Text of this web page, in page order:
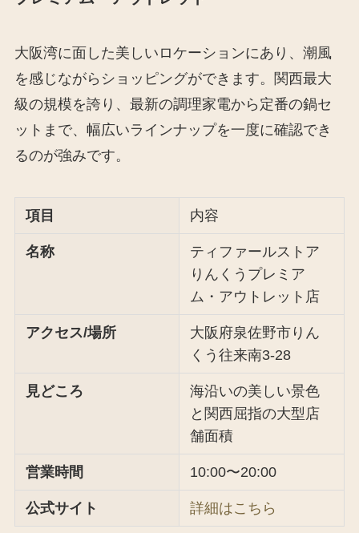
大阪湾に面した美しいロケーションにあり、潮風
を感じながらショッピングができます。関西最大
級の規模を誇り、最新の調理家電から定番の鍋セ
ットまで、幅広いラインナップを一度に確認でき
るのが強みです。
項目 内容
名称
ティファールストア
りんくうプレミア
ム・アウトレット店
アクセス/場所
大阪府泉佐野市りん
くう往来南3-28
見どころ
海沿いの美しい景色
と関西屈指の大型店
舗面積
営業時間 10:00〜20:00
公式サイト 詳細はこちら